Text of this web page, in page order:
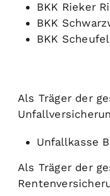
BKK Rieker
BKK
BKK
Als Träger der
Unfallkasse
Als Träger der